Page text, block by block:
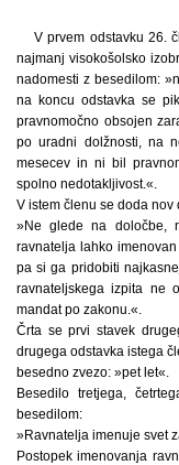
V prvem odstavku 26.
najmanj visokošolsko
nadomesti z besedilom:
na koncu odstavka se
pravnomočno obsojen
po uradni dolžnosti, na
mesecev in ni bil
spolno nedotakljivost.«.
V istem členu se doda
»Ne glede na določbe,
ravnatelja lahko
pa si ga pridobiti
ravnateljskega izpita ne
mandat po zakonu.«.
Črta se prvi stavek
drugega odstavka istega
besedno zvezo: »pet let«.
Besedilo tretjega,
besedilom:
»Ravnatelja imenuje svet
Postopek imenovanja